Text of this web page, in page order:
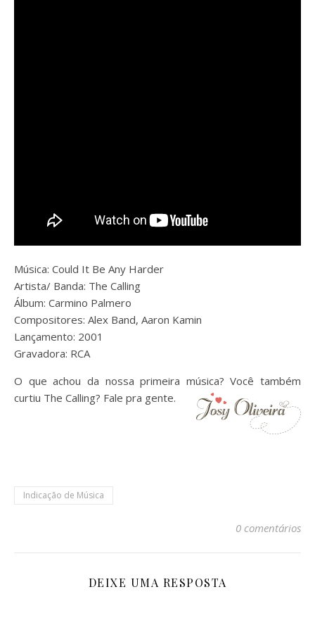
Música: Could It Be Any Harder
Artista/ Banda: The Calling
Álbum: Carmino Palmero
Compositores: Alex Band, Aaron Kamin
Lançamento: 2001
Gravadora: RCA
O que achou da nossa primeira música? Você também
curtiu The Calling? Fale pra gente.
Indicação de Música
0 comentários
DEIXE UMA RESPOSTA